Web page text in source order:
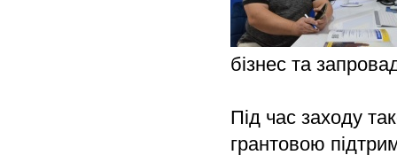
бізнес та
Під час заходу
грантовою